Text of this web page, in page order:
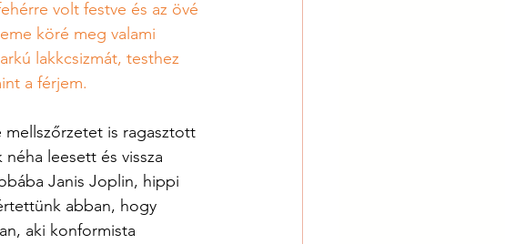
volt festve és az övé
köré meg valami
lakkcsizmát, testhez
a férjem.
is ragasztott
leesett és vissza
Janis Joplin, hippi
abban, hogy
aki konformista